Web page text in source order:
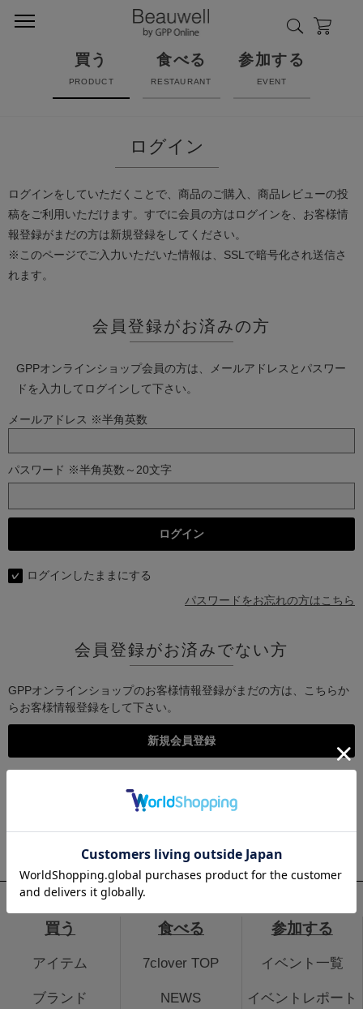
買う
PRODUCT
食べる
RESTAURANT
参加する
EVENT
ログイン
ログインをしていただくことで、商品のご購入、商品レビューの投
稿をご利用いただけます。すでに会員の方はログインを、お客様情
報登録がまだの方は新規登録をしてください。
※このページでご入力いただいた情報は、SSLで暗号化され送信さ
れます。
会員登録がお済みの方
GPPオンラインショップ会員の方は、メールアドレスとパスワー
ドを入力してログインして下さい。
メールアドレス ※半角英数
パスワード ※半角英数～20文字
ログインしたままにする
パスワードをお忘れの方はこちら
会員登録がお済みでない方
GPPオンラインショップのお客様情報登録がまだの方は、こちらか
らお客様情報登録をして下さい。
こちらは個人様向けのページとなります。法人のお客様のログイ
法人のお客さまはこちら
買う
アイテム
ブランド
食べる
7clover TOP
NEWS
参加する
イベント一覧
イベントレポート